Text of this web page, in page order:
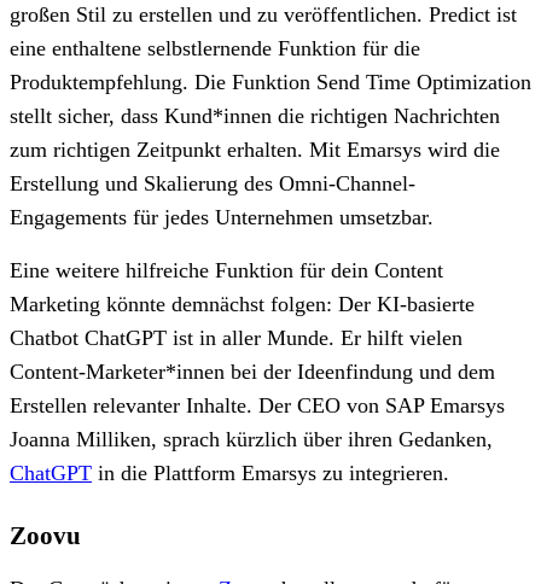
großen Stil zu erstellen und zu veröffentlichen. Predict ist
eine enthaltene selbstlernende Funktion für die
Produktempfehlung. Die Funktion Send Time Optimization
stellt sicher, dass Kund*innen die richtigen Nachrichten
zum richtigen Zeitpunkt erhalten. Mit Emarsys wird die
Erstellung und Skalierung des Omni-Channel-
Engagements für jedes Unternehmen umsetzbar.
Eine weitere hilfreiche Funktion für dein Content
Marketing könnte demnächst folgen: Der KI-basierte
Chatbot ChatGPT ist in aller Munde. Er hilft vielen
Content-Marketer*innen bei der Ideenfindung und dem
Erstellen relevanter Inhalte. Der CEO von SAP Emarsys
Joanna Milliken, sprach kürzlich über ihren Gedanken,
ChatGPT in die Plattform Emarsys zu integrieren.
Zoovu